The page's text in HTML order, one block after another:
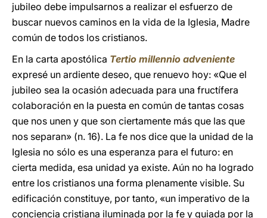
jubileo debe impulsarnos a realizar el esfuerzo de
buscar nuevos caminos en la vida de la Iglesia, Madre
común de todos los cristianos.
En la carta apostólica Tertio millennio adveniente
expresé un ardiente deseo, que renuevo hoy: «Que el
jubileo sea la ocasión adecuada para una fructífera
colaboración en la puesta en común de tantas cosas
que nos unen y que son ciertamente más que las que
nos separan» (n. 16). La fe nos dice que la unidad de la
Iglesia no sólo es una esperanza para el futuro: en
cierta medida, esa unidad ya existe. Aún no ha logrado
entre los cristianos una forma plenamente visible. Su
edificación constituye, por tanto, «un imperativo de la
conciencia cristiana iluminada por la fe y guiada por la